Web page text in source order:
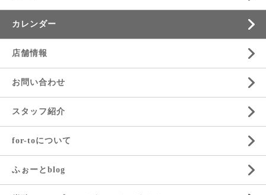
カレンダー
店舗情報
お問い合わせ
スタッフ紹介
for-toについて
ふぉーとblog